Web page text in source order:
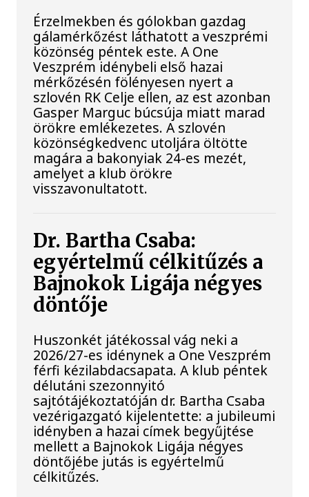
Érzelmekben és gólokban gazdag
gálamérkőzést láthatott a veszprémi
közönség péntek este. A One
Veszprém idénybeli első hazai
mérkőzésén fölényesen nyert a
szlovén RK Celje ellen, az est azonban
Gasper Marguc búcsúja miatt marad
örökre emlékezetes. A szlovén
közönségkedvenc utoljára öltötte
magára a bakonyiak 24-es mezét,
amelyet a klub örökre
visszavonultatott.
Dr. Bartha Csaba:
egyértelmű célkitűzés a
Bajnokok Ligája négyes
döntője
Huszonkét játékossal vág neki a
2026/27-es idénynek a One Veszprém
férfi kézilabdacsapata. A klub péntek
délutáni szezonnyitó
sajtótájékoztatóján dr. Bartha Csaba
vezérigazgató kijelentette: a jubileumi
idényben a hazai címek begyűjtése
mellett a Bajnokok Ligája négyes
döntőjébe jutás is egyértelmű
célkitűzés.